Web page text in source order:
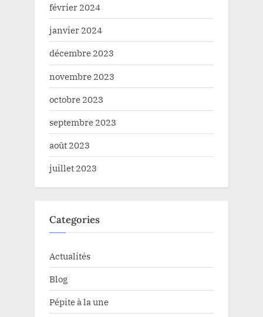
février 2024
janvier 2024
décembre 2023
novembre 2023
octobre 2023
septembre 2023
août 2023
juillet 2023
Categories
Actualités
Blog
Pépite à la une